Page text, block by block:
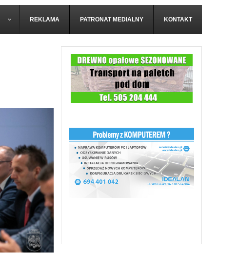
REKLAMA PATRONAT MEDIALNY KONTAKT